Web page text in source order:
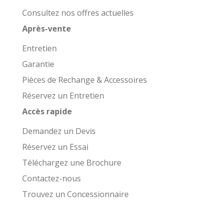
Consultez nos offres actuelles
Après-vente
Entretien
Garantie
Pièces de Rechange & Accessoires
Réservez un Entretien
Accès rapide
Demandez un Devis
Réservez un Essai
Téléchargez une Brochure
Contactez-nous
Trouvez un Concessionnaire